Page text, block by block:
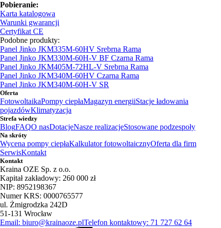
Pobieranie:
Karta katalogowa
Warunki gwarancji
Certyfikat CE
Podobne produkty:
Panel Jinko JKM335M-60HV Srebrna Rama
Panel Jinko JKM330M-60H-V BF Czarna Rama
Panel Jinko JKM405M-72HL-V Srebrna Rama
Panel Jinko JKM340M-60HV Czarna Rama
Panel Jinko JKM340M-60H-V SR
Oferta
FotowoltaikaPompy ciepłaMagazyn energiiStacje ładowania
pojazdówKlimatyzacja
Strefa wiedzy
BlogFAQO nasDotacjeNasze realizacjeStosowane podzespoły
Na skróty
Wycena pompy ciepłaKalkulator fotowoltaicznyOferta dla firm
SerwisKontakt
Kontakt
Kraina OZE Sp. z o.o.
Kapitał zakładowy: 260 000 zł
NIP: 8952198367
Numer KRS: 0000765577
ul. Żmigrodzka 242D
51-131 Wrocław
Email: biuro@krainaoze.plTelefon kontaktowy: 71 727 62 64